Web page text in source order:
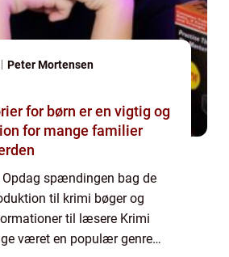
Peter Mortensen
for børn er en vigtig og
for mange familier
spændingen bag de
til krimi bøger og
til læsere Krimi
været en populær genre